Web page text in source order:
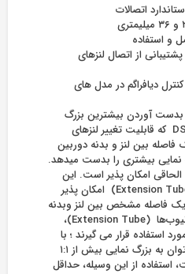
اتصالات
و استفاده
از اتصال لنزهای
دیافراگم در مدل های
بدست آوردن بیشترین بزرگ
نمایی در دوربین های DSLR که قابلیت تغییر لنزهای
فاصله بین لنز و بدنه دوربین
نمایی بیشتری را بدست میدهد.
امکان پذیر است. این
موضوع با لوله الحاقی (Extension Tube) امکان پذیر
فاصله مشخص بین لنز وبدنه
دوربین است. اکستنشن تیوب‌ها (Extension Tube)،
استفاده قرار می گیرند ؛ با
نصب آنها بر روی لنز می توان به بزرگ نمایی بیش از ۱:۱
از این وسیله، حداقل